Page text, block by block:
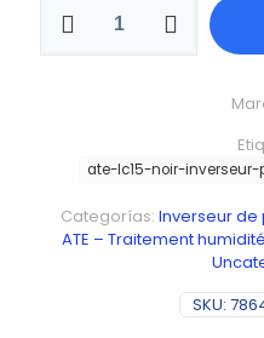
SKU:
Categorías: Inverseur
ATE – Traitement
ate-lc15-noir-